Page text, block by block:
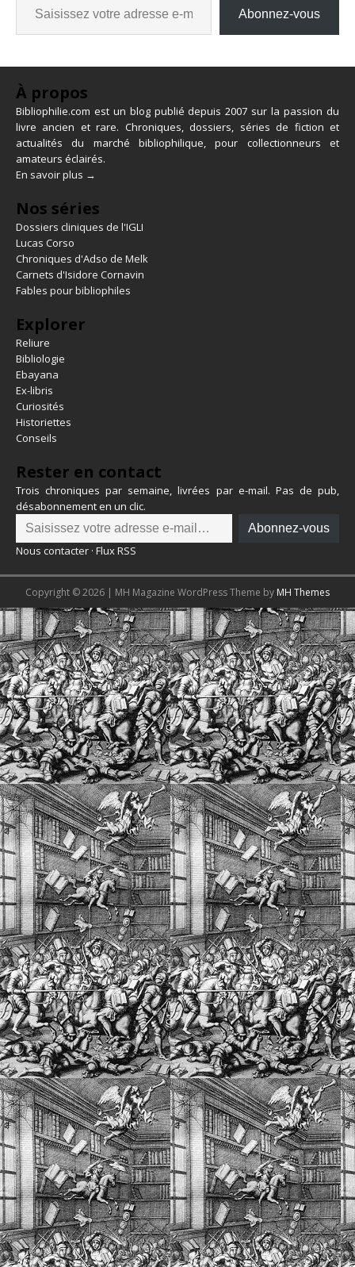
Abonnez-vous
À propos
Bibliophilie.com est un blog publié depuis 2007 sur la passion du
livre ancien et rare. Chroniques, dossiers, séries de fiction et
actualités du marché bibliophilique, pour collectionneurs et
amateurs éclairés.
En savoir plus →
Nos séries
Dossiers cliniques de l'IGLI
Lucas Corso
Chroniques d'Adso de Melk
Carnets d'Isidore Cornavin
Fables pour bibliophiles
Explorer
Reliure
Bibliologie
Ebayana
Ex-libris
Curiosités
Historiettes
Conseils
Rester en contact
Trois chroniques par semaine, livrées par e-mail. Pas de pub,
désabonnement en un clic.
Abonnez-vous
Nous contacter · Flux RSS
Copyright © 2026 | MH Magazine WordPress Theme by MH Themes